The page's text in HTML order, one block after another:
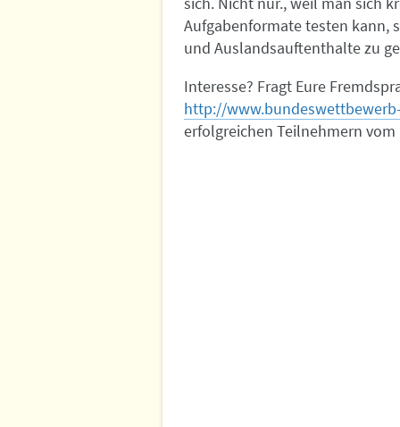
Aufgabenformate testen kann,
und Auslandsauftenthalte zu
Interesse? Fragt Eure
http://
erfolgreichen Teilnehmern